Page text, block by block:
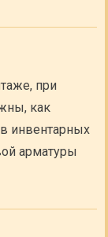
при
как
инвентарных
арматуры